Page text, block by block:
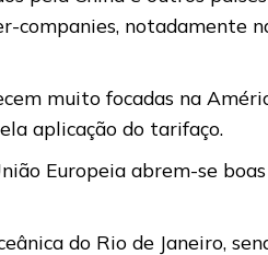
notadamente
muito focadas na
aplicação do tarifaço.
Europeia abrem-se
do Rio de Janeiro,